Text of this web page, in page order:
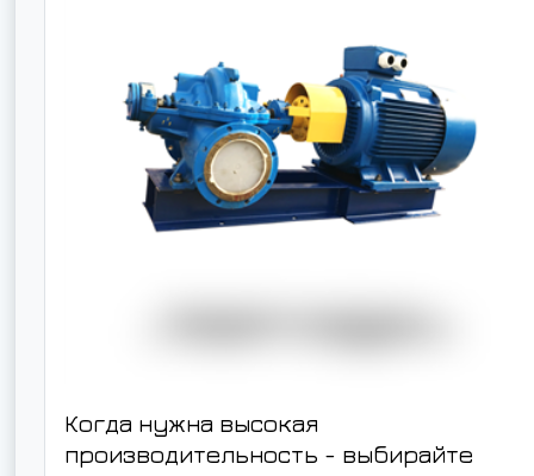
Когда нужна высокая
производительность - выбирайте